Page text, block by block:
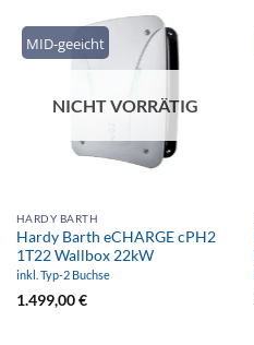
MID-geeicht
NICHT VORRÄTIG
HARDY BARTH
Hardy Barth eCHARGE cPH2
1T22 Wallbox 22kW
inkl. Typ-2 Buchse
1.499,00€